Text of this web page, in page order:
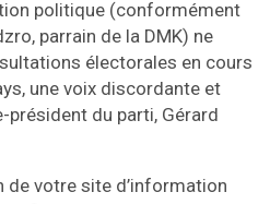
politique (conformément
parrain de la DMK) ne
électorales en cours
une voix discordante et
président du parti, Gérard
de votre site d’information